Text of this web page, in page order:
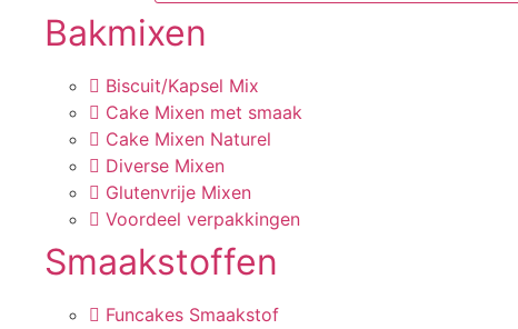
Bakmixen
Biscuit/Kapsel Mix
Cake Mixen met smaak
Cake Mixen Naturel
Diverse Mixen
Glutenvrije Mixen
Voordeel verpakkingen
Smaakstoffen
Funcakes Smaakstof